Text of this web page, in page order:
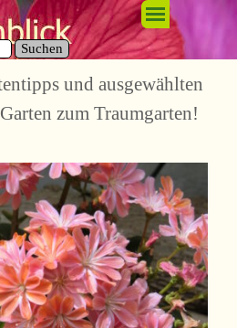
Menü überspringen
Suchen
und ausgewählten
zum Traumgarten!